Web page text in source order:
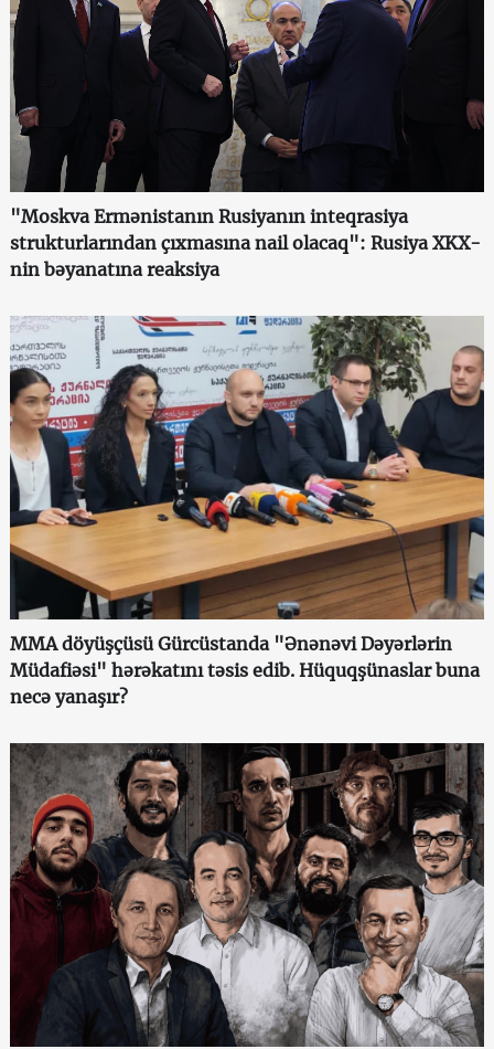
"Moskva Ermənistanın Rusiyanın inteqrasiya
strukturlarından çıxmasına nail olacaq": Rusiya XKX-
nin bəyanatına reaksiya
MMA döyüşçüsü Gürcüstanda "Ənənəvi Dəyərlərin
Müdafiəsi" hərəkatını təsis edib. Hüquqşünaslar buna
necə yanaşır?